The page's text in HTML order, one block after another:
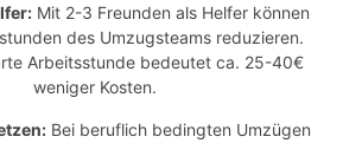
Mit 2-3 Freunden als Helfer können
des Umzugsteams reduzieren.
Arbeitsstunde bedeutet ca. 25-40€
weniger Kosten.
Bei beruflich bedingten Umzügen